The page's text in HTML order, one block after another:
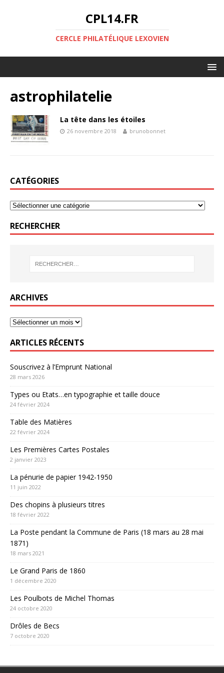
CPL14.FR
CERCLE PHILATÉLIQUE LEXOVIEN
astrophilatelie
La tête dans les étoiles
26 novembre 2018 brunobonnet
CATÉGORIES
RECHERCHER
ARCHIVES
ARTICLES RÉCENTS
Souscrivez à l’Emprunt National
28 mars 2026
Types ou Etats…en typographie et taille douce
24 février 2024
Table des Matières
22 février 2024
Les Premières Cartes Postales
2 janvier 2023
La pénurie de papier 1942-1950
11 juin 2022
Des chopins à plusieurs titres
18 février 2022
La Poste pendant la Commune de Paris (18 mars au 28 mai
1871)
18 mars 2021
Le Grand Paris de 1860
1 décembre 2020
Les Poulbots de Michel Thomas
24 octobre 2020
Drôles de Becs
7 octobre 2020